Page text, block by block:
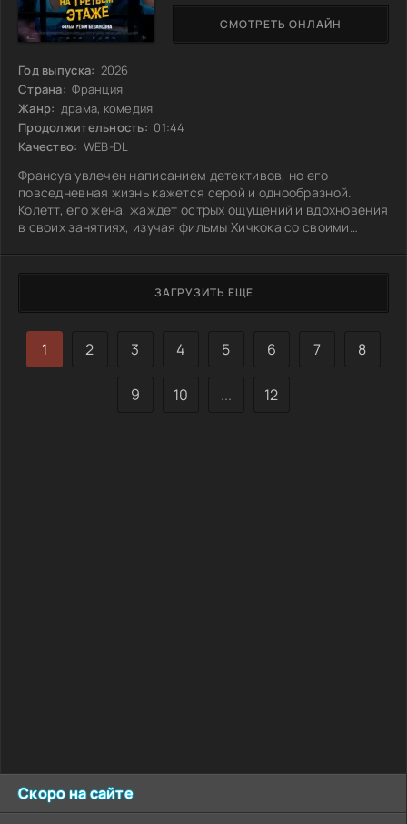
Скоро на сайте
Год выпуска: 2026
Страна: Франция
Жанр: драма, комедия
Продолжительность: 01:44
Качество: WEB-DL
Франсуа увлечен написанием детективов, но его
повседневная жизнь кажется серой и однообразной.
Колетт, его жена, жаждет острых ощущений и вдохновения
в своих занятиях, изучая фильмы Хичкока со своими
Идиллическое существование пары рушится, и их
истощенные отношения начинают оживать, наполняясь
новыми переживаниями и эмоциями. Вопрос в том,
смогут ли они разобраться в своих чувствах, пока тень
СМОТРЕТЬ ОНЛАЙН
ЗАГРУЗИТЬ ЕЩЕ
1 2 3 4 5 6 7 8
9 10 ... 12